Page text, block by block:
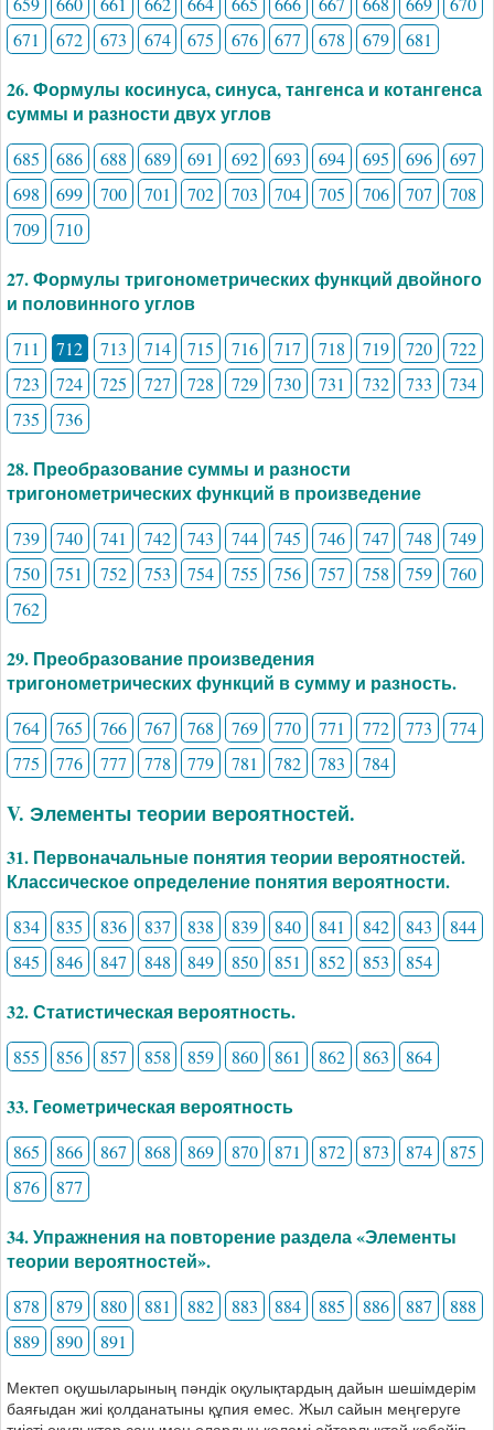
671
672 673 674 675 676 677 678 679 681
26. Формулы косинуса, синуса, тангенса и котангенса
суммы и разности двух углов
685 686 688 689 691 692 693 694 695 696
697
698
699 700 701 702 703 704 705 706 707
708
709
710
27. Формулы тригонометрических функций двойного
и половинного углов
711 712 713 714 715 716 717 718 719 720
722
723
724 725 727 728 729 730 731 732 733
734
735
736
28. Преобразование суммы и разности
тригонометрических функций в произведение
739 740 741 742 743 744 745 746 747 748
749
750
751 752 753 754 755 756 757 758 759
760
762
29. Преобразование произведения
тригонометрических функций в сумму и разность.
764 765 766 767 768 769 770 771 772 773
774
775
776 777 778 779 781 782 783 784
V. Элементы теории вероятностей.
31. Первоначальные понятия теории вероятностей.
Классическое определение понятия вероятности.
834 835 836 837 838 839 840 841 842 843
844
845
846 847 848 849 850 851 852 853 854
32. Статистическая вероятность.
855 856 857 858 859 860 861 862 863 864
33. Геометрическая вероятность
865 866 867 868 869 870 871 872 873 874
875
876
877
34. Упражнения на повторение раздела «Элементы
теории вероятностей».
878 879 880 881 882 883 884 885 886 887
888
889
890 891
Мектеп оқушыларының пәндік оқулықтардың дайын шешімдерім
баяғыдан жиі қолданатыны құпия емес. Жыл сайын меңгеруге